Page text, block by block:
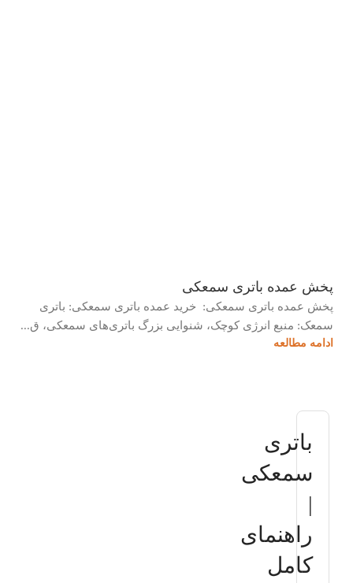
پخش عمده باتری سمعکی
پخش عمده باتری سمعکی: خرید عمده باتری سمعکی: باتری
سمعک: منبع انرژی کوچک، شنوایی بزرگ باتری‌های سمعکی، ق...
ادامه مطالعه
باتری
سمعکی
|
راهنمای
کامل